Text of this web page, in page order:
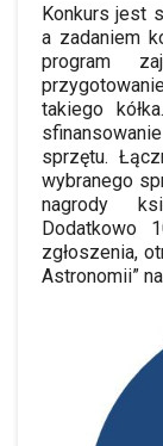
Konkurs jest
a zadaniem
program
takiego
sprzętu.
wybranego
nagrody
Dodatkowo
zgłoszenia,
Astronomii”